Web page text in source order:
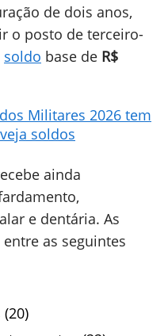
de dois anos,
o posto de terceiro-
soldo base de R$
Militares 2026 tem
soldos
ainda
e dentária. As
as seguintes